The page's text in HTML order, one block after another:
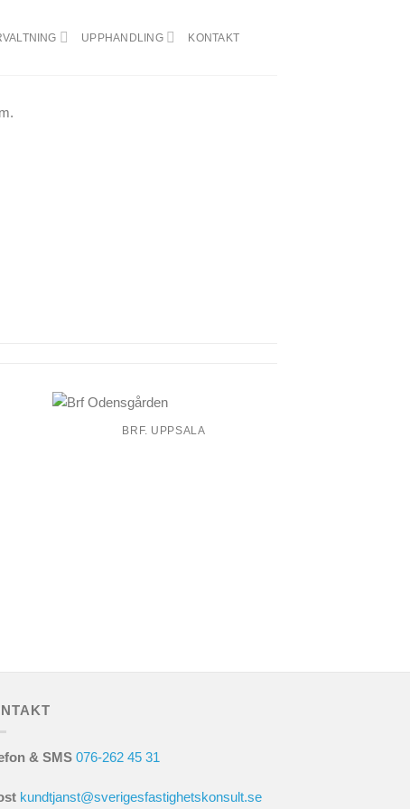
UPPHANDLING KONTAKT
BRF. UPPSALA
& SMS 076-262 45 31
kundtjanst@sverigesfastighetskonsult.se